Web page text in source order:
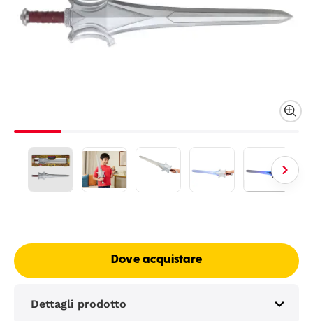
Dove acquistare
Dettagli prodotto